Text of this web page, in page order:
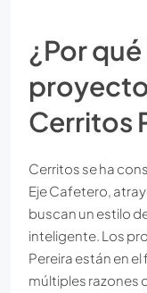
¿Por
Cerritos
Cerritos se ha
Eje Cafetero,
buscan un estilo
inteligente. Los
Pereira están en
múltiples razones